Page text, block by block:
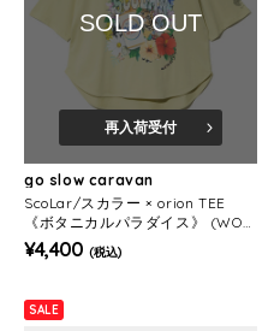
SOLD OUT
再入荷受付
go slow caravan
ScoLar/スカラー × orion TEE
《ボタニカルパラダイス》 (WOM
ENS)
¥4,400 (税込)
SALE